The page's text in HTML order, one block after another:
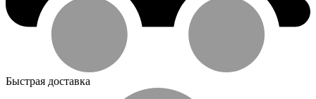
Быстрая доставка